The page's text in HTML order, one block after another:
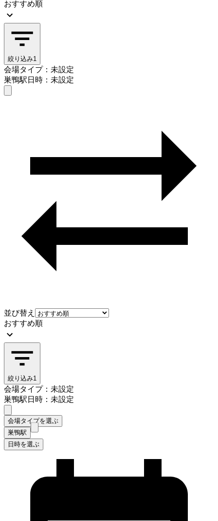
おすすめ順
絞り込み1
会場タイプ：未設定
巣鴨駅日時：未設定
並び替え
おすすめ順
絞り込み1
会場タイプ：未設定
巣鴨駅日時：未設定
会場タイプを選ぶ
巣鴨駅
日時を選ぶ